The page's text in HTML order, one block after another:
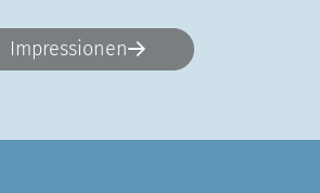
Impressionen